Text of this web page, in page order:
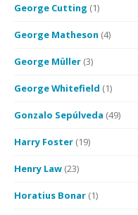
George Cutting (1)
George Matheson (4)
George Müller (3)
George Whitefield (1)
Gonzalo Sepúlveda (49)
Harry Foster (19)
Henry Law (23)
Horatius Bonar (1)